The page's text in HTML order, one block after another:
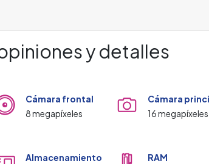
y detalles
Cámara frontal
8 megapíxeles
Cámara
16 megapíxeles
Almacenamiento
RAM